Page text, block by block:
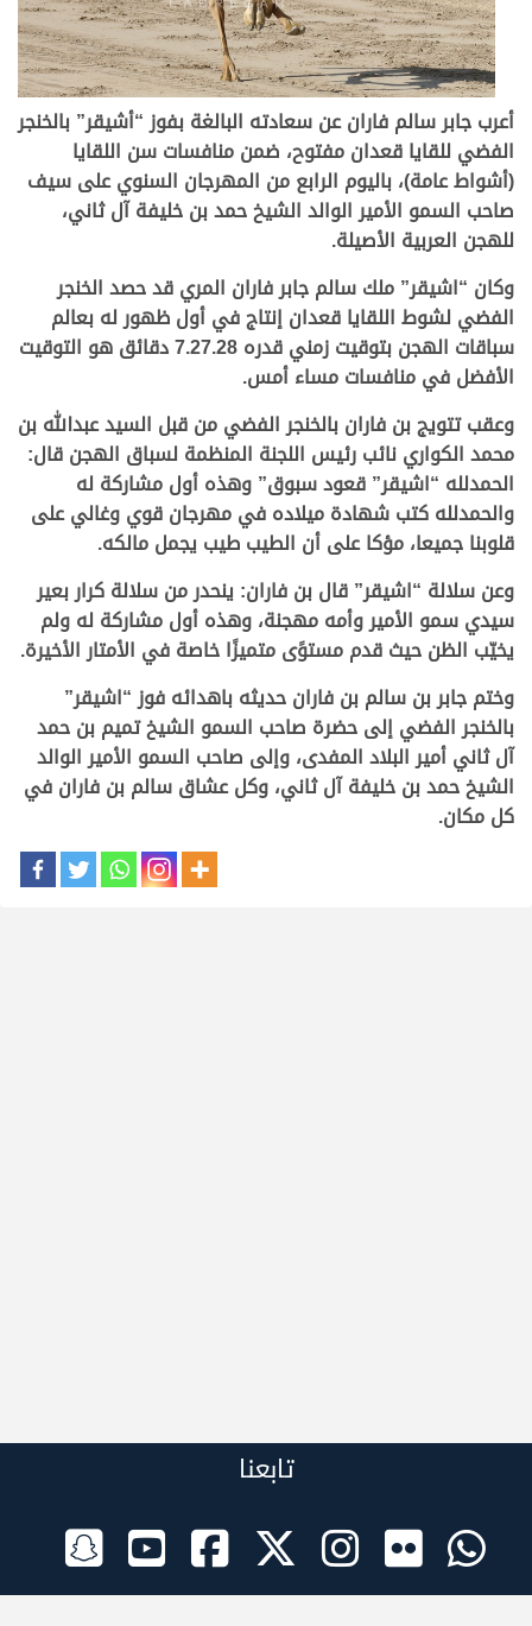
أعرب جابر سالم فاران عن سعادته البالغة بفوز “أشيقر” بالخنجر
الفضي للقايا قعدان مفتوح، ضمن منافسات سن اللقايا
(أشواط عامة)، باليوم الرابع من المهرجان السنوي على سيف
صاحب السمو الأمير الوالد الشيخ حمد بن خليفة آل ثاني،
للهجن العربية الأصيلة.
وكان “اشيقر” ملك سالم جابر فاران المري قد حصد الخنجر
الفضي لشوط اللقايا قعدان إنتاج في أول ظهور له بعالم
سباقات الهجن بتوقيت زمني قدره 7.27.28 دقائق هو التوقيت
الأفضل في منافسات مساء أمس.
وعقب تتويج بن فاران بالخنجر الفضي من قبل السيد عبدالله بن
محمد الكواري نائب رئيس اللجنة المنظمة لسباق الهجن قال:
الحمدلله “اشيقر” قعود سبوق” وهذه أول مشاركة له
والحمدلله كتب شهادة ميلاده في مهرجان قوي وغالي على
قلوبنا جميعا، مؤكا على أن الطيب طيب يجمل مالكه.
وعن سلالة “اشيقر” قال بن فاران: ينحدر من سلالة كرار بعير
سيدي سمو الأمير وأمه مهجنة، وهذه أول مشاركة له ولم
يخيّب الظن حيث قدم مستوًى متميزًا خاصة في الأمتار الأخيرة.
وختم جابر بن سالم بن فاران حديثه باهدائه فوز “اشيقر”
بالخنجر الفضي إلى حضرة صاحب السمو الشيخ تميم بن حمد
آل ثاني أمير البلاد المفدى، وإلى صاحب السمو الأمير الوالد
الشيخ حمد بن خليفة آل ثاني، وكل عشاق سالم بن فاران في
كل مكان.
تابعنا